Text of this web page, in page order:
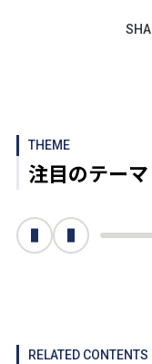
THEME
注目のテーマ
RELATED CONTENTS